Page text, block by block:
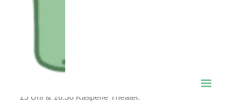
Ab 14:30 Uhr Luftballonkünstler für Kinder.
15 Uhr & 16:30 Kasperle Theater.